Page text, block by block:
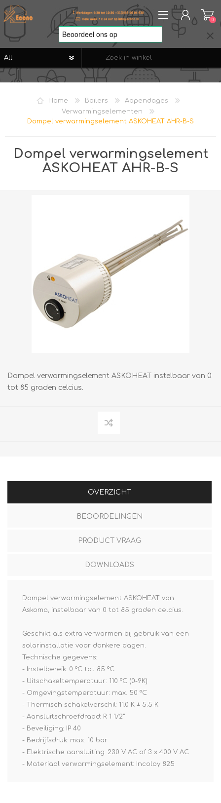
REGISTREREN
VERLANGLIJST
0
Home Boilers
Appendages
Verwarmingselementen
Dompel verwarmingselement ASKOHEAT AHR-B-S
Dompel verwarmingselement
ASKOHEAT AHR-B-S
Dompel verwarmingselement ASKOHEAT instelbaar van 0
tot 85 graden celcius.
OVERZICHT
BEOORDELINGEN
PRODUCT VRAAG
DOWNLOADS
Dompel verwarmingselement ASKOHEAT van
Askoma, instelbaar van 0 tot 85 graden celcius.
Geschikt als extra verwarmen bij gebruik van een
solarinstallatie voor donkere dagen.
Technische gegevens:
- Instelbereik: 0 °C tot 85 °C
- Uitschakeltemperatuur: 110 °C (0-9K)
- Omgevingstemperatuur: max. 50 °C
- Thermisch schakelverschil: 11.0 K ± 5.5 K
- Aansluitschroefdraad: R 1 1/2"
- Beveiliging: IP 40
- Bedrijfsdruk: max. 10 bar
- Elektrische aansluiting: 230 V AC of 3 x 400 V AC
- Materiaal verwarmingselement: Incoloy 825